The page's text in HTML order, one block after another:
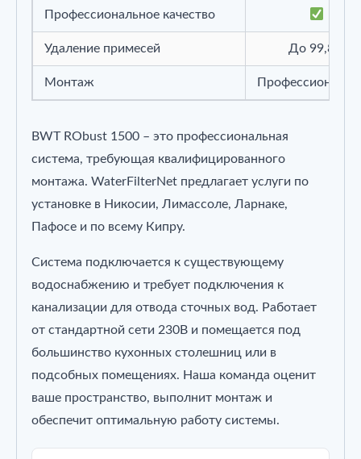
Профессиональное качество
Удаление примесей До 99,8%
Монтаж
BWT RObust 1500 – это профессиональная
система, требующая квалифицированного
монтажа. WaterFilterNet предлагает услуги по
установке в Никосии, Лимассоле, Ларнаке,
Пафосе и по всему Кипру.
Система подключается к существующему
водоснабжению и требует подключения к
канализации для отвода сточных вод. Работает
от стандартной сети 230В и помещается под
большинство кухонных столешниц или в
подсобных помещениях. Наша команда оценит
ваше пространство, выполнит монтаж и
обеспечит оптимальную работу системы.